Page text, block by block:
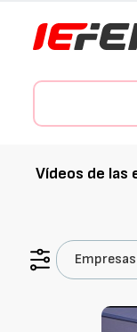
Vídeos de las
Empresas